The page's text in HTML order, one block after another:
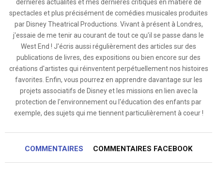
dernières actualités et mes dernières critiques en matière de
spectacles et plus précisément de comédies musicales produites
par Disney Theatrical Productions. Vivant à présent à Londres,
j'essaie de me tenir au courant de tout ce qu'il se passe dans le
West End ! J'écris aussi régulièrement des articles sur des
publications de livres, des expositions ou bien encore sur des
créations d'artistes qui réinventent perpétuellement nos histoires
favorites. Enfin, vous pourrez en apprendre davantage sur les
projets associatifs de Disney et les missions en lien avec la
protection de l'environnement ou l'éducation des enfants par
exemple, des sujets qui me tiennent particulièrement à coeur !
COMMENTAIRES COMMENTAIRES FACEBOOK